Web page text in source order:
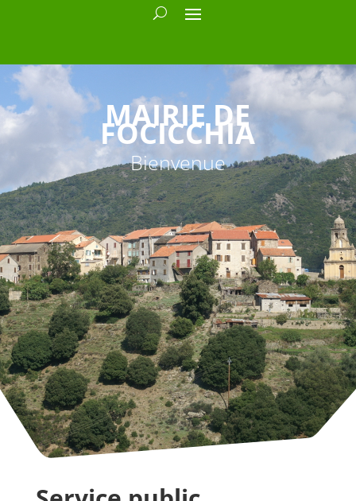
MAIRIE DE
FOCICCHIA
Bienvenue